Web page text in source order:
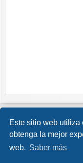
Este sitio web
obtenga la mejor
web. Saber más
Inicio (Web) Foro Punta